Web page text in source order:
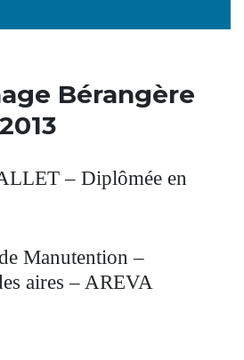
Bérangère
– Diplômée en
Manutention –
aires – AREVA